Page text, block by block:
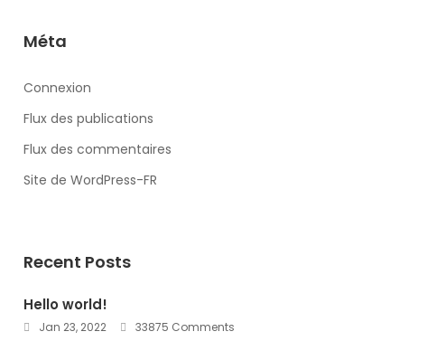
Méta
Connexion
Flux des publications
Flux des commentaires
Site de WordPress-FR
Recent Posts
Hello world!
Jan 23, 2022 33875 Comments